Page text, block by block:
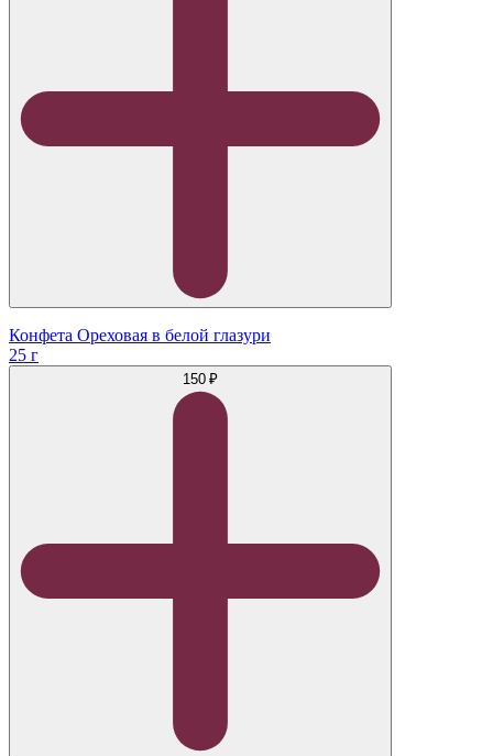
Конфета Ореховая в белой глазури
25 г
150 ₽